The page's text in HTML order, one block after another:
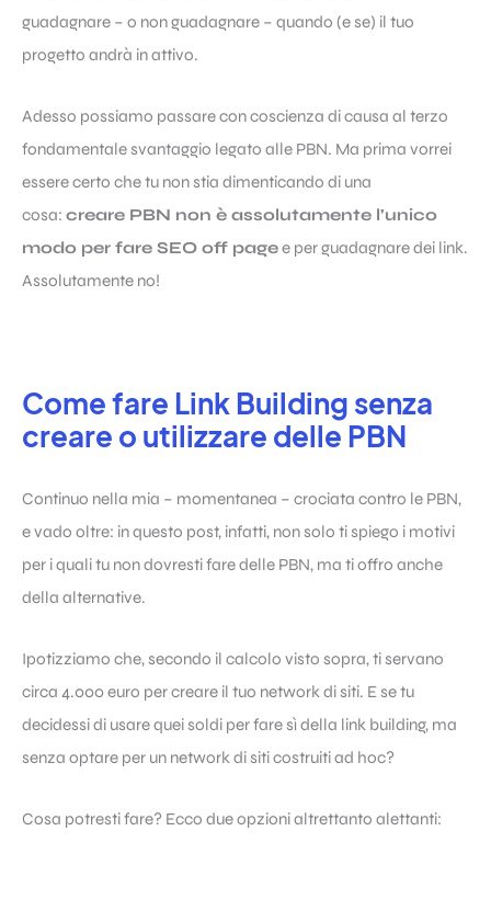
guadagnare – o non guadagnare – quando (e se) il tuo
progetto andrà in attivo.
Adesso possiamo passare con coscienza di causa al terzo
fondamentale svantaggio legato alle PBN. Ma prima vorrei
essere certo che tu non stia dimenticando di una
cosa: creare PBN non è assolutamente l’unico
modo per fare SEO off pagee per guadagnare dei link.
Assolutamente no!
Come fare Link Building senza
creare o utilizzare delle PBN
Continuo nella mia – momentanea – crociata contro le PBN,
e vado oltre: in questo post, infatti, non solo ti spiego i motivi
per i quali tu non dovresti fare delle PBN, ma ti offro anche
della alternative.
Ipotizziamo che, secondo il calcolo visto sopra, ti servano
circa 4.000 euro per creare il tuo network di siti. E se tu
decidessi di usare quei soldi per fare sì della link building, ma
senza optare per un network di siti costruiti ad hoc?
Cosa potresti fare? Ecco due opzioni altrettanto alettanti: